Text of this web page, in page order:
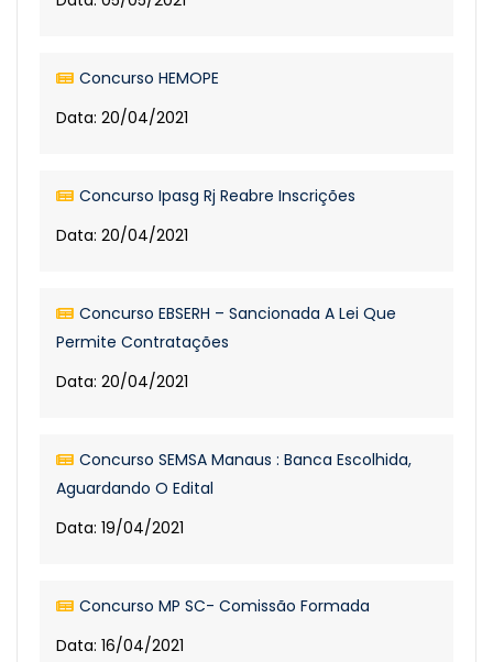
Concurso HEMOPE
Data: 20/04/2021
Concurso Ipasg Rj Reabre Inscrições
Data: 20/04/2021
Concurso EBSERH – Sancionada A Lei Que
Permite Contratações
Data: 20/04/2021
Concurso SEMSA Manaus : Banca Escolhida,
Aguardando O Edital
Data: 19/04/2021
Concurso MP SC- Comissão Formada
Data: 16/04/2021